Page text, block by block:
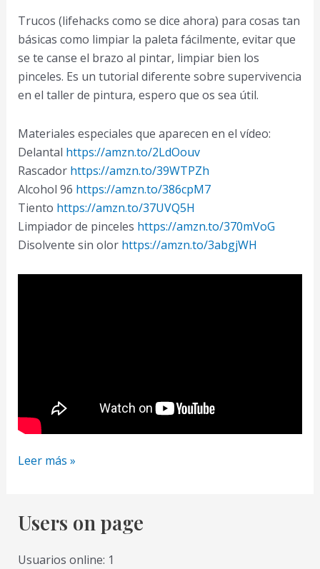
Trucos (lifehacks como se dice ahora) para cosas tan
básicas como limpiar la paleta fácilmente, evitar que
se te canse el brazo al pintar, limpiar bien los
pinceles. Es un tutorial diferente sobre supervivencia
en el taller de pintura, espero que os sea útil.
Materiales especiales que aparecen en el vídeo:
Delantal https://amzn.to/2LdOouv
Rascador https://amzn.to/39WTPZh
Alcohol 96 https://amzn.to/386cpM7
Tiento https://amzn.to/37UVQ5H
Limpiador de pinceles https://amzn.to/370mVoG
Disolvente sin olor https://amzn.to/3abgjWH
TRUCOS
imprescindibles
de
pintura
Leer más »
Users on page
Usuarios online: 1